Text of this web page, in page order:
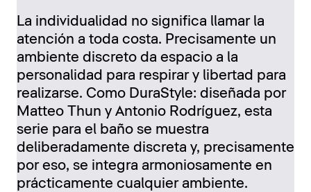
La individualidad no significa llamar la
atención a toda costa. Precisamente un
ambiente discreto da espacio a la
personalidad para respirar y libertad para
realizarse. Como DuraStyle: diseñada por
Matteo Thun y Antonio Rodríguez, esta
serie para el baño se muestra
deliberadamente discreta y, precisamente
por eso, se integra armoniosamente en
prácticamente cualquier ambiente.